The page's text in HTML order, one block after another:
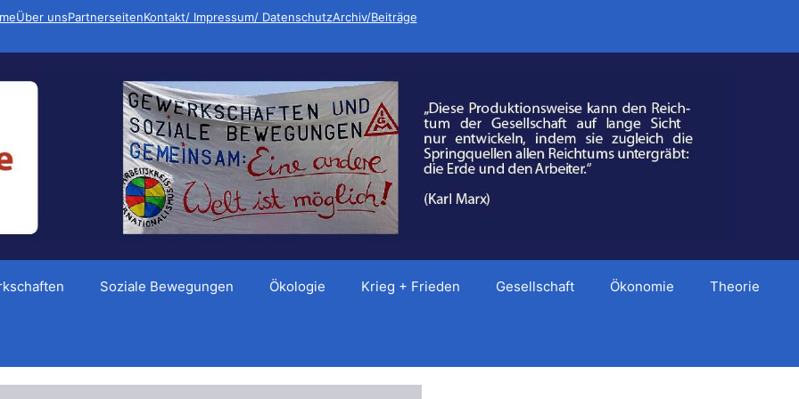
Über unsPartnerseitenKontakt/ Impressum/ DatenschutzArchiv/Beiträge
Soziale Bewegungen Ökologie Krieg + Frieden Gesellschaft Ökonomie Theorie